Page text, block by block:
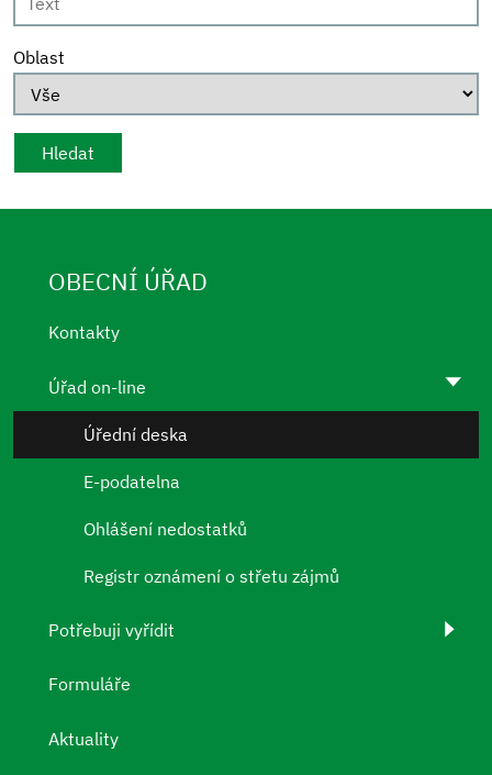
Oblast
OBECNÍ ÚŘAD
Kontakty
Úřad on-line
Úřední deska
E-podatelna
Ohlášení nedostatků
Registr oznámení o střetu zájmů
Potřebuji vyřídit
Formuláře
Aktuality